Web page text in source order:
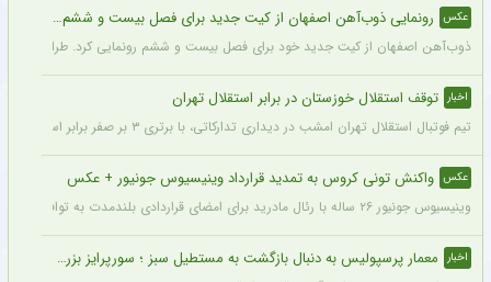
عکس رونمایی ذوب‌آهن اصفهان از کیت جدید برای فصل بیست و ششم + عکس
ذوب‌آهن اصفهان از کیت جدید خود برای فصل بیست و ششم رونمایی کرد. طراحی
اخبار توقف استقلال خوزستان در برابر استقلال تهران
تیم فوتبال استقلال تهران امشب در دیداری تدارکاتی، با برتری ۳ بر صفر برابر استقلال خوزستان، با دبل سعید سحرخیزان و گل یاسر آسانی پیروز شد.
عکس واکنش تونی کروس به تمدید قرارداد وینیسیوس جونیور + عکس
وینیسیوس جونیور ۲۶ ساله با رئال مادرید برای امضای قراردادی بلندمدت به توافق رسید که او را تا سال ۲۰۳۲ در سانتیاگو برنابئو نگه خواهد داشت و به شایعات درباره احتمال جدایی‌اش از این باشگاه پایان می‌دهد.
اخبار معمار پرسپولیس به دنبال بازگشت به مستطیل سبز ؛ سورپرایز بزرگ در راه است ؟ + جزئیات